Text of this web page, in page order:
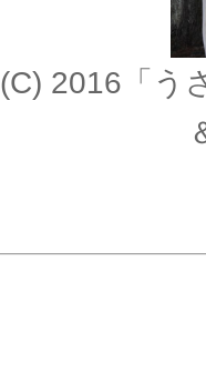
(C) 2016「う